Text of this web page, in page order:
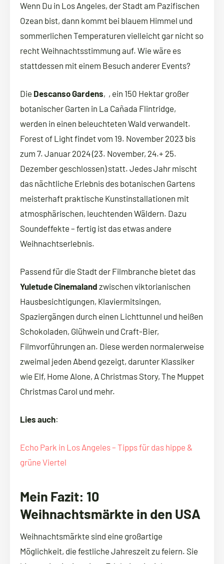
Wenn Du in Los Angeles, der Stadt am Pazifischen
Ozean bist, dann kommt bei blauem Himmel und
sommerlichen Temperaturen vielleicht gar nicht so
recht Weihnachtsstimmung auf. Wie wäre es
stattdessen mit einem Besuch anderer Events?
Die Descanso Gardens‚, ein 150 Hektar großer
botanischer Garten in La Cañada Flintridge,
werden in einen beleuchteten Wald verwandelt.
Forest of Light findet vom 19. November 2023 bis
zum 7. Januar 2024 (23. November, 24.+ 25.
Dezember geschlossen) statt. Jedes Jahr mischt
das nächtliche Erlebnis des botanischen Gartens
meisterhaft praktische Kunstinstallationen mit
atmosphärischen, leuchtenden Wäldern. Dazu
Soundeffekte – fertig ist das etwas andere
Weihnachtserlebnis.
Passend für die Stadt der Filmbranche bietet das
Yuletude Cinemaland zwischen viktorianischen
Hausbesichtigungen, Klaviermitsingen,
Spaziergängen durch einen Lichttunnel und heißen
Schokoladen, Glühwein und Craft-Bier,
Filmvorführungen an. Diese werden normalerweise
zweimal jeden Abend gezeigt, darunter Klassiker
wie Elf, Home Alone, A Christmas Story, The Muppet
Christmas Carol und mehr.
Lies auch:
Echo Park in Los Angeles – Tipps für das hippe &
grüne Viertel
Mein Fazit: 10
Weihnachtsmärkte in den USA
Weihnachtsmärkte sind eine großartige
Möglichkeit, die festliche Jahreszeit zu feiern. Sie